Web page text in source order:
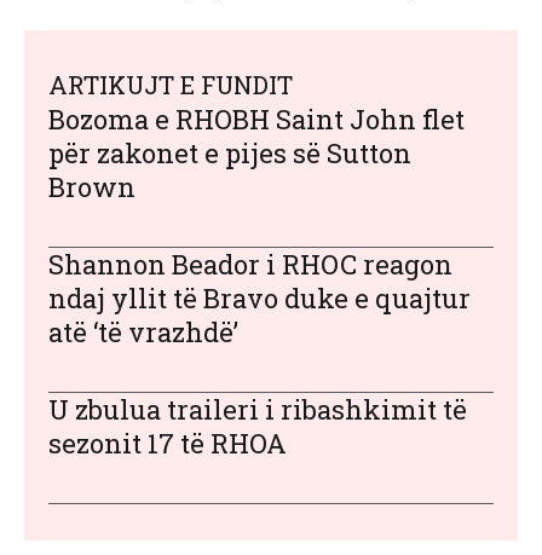
ARTIKUJT E FUNDIT
Bozoma e RHOBH Saint John flet
për zakonet e pijes së Sutton
Brown
Shannon Beador i RHOC reagon
ndaj yllit të Bravo duke e quajtur
atë ‘të vrazhdë’
U zbulua traileri i ribashkimit të
sezonit 17 të RHOA